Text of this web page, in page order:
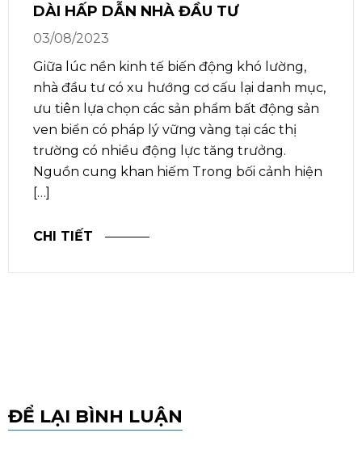
DÀI HẤP DẪN NHÀ ĐẦU TƯ
03/08/2023
Giữa lúc nền kinh tế biến động khó lường,
nhà đầu tư có xu hướng cơ cấu lại danh mục,
ưu tiên lựa chọn các sản phẩm bất động sản
ven biển có pháp lý vững vàng tại các thị
trường có nhiều động lực tăng trưởng.
Nguồn cung khan hiếm Trong bối cảnh hiện
[…]
CHI TIẾT
ĐỂ LẠI BÌNH LUẬN